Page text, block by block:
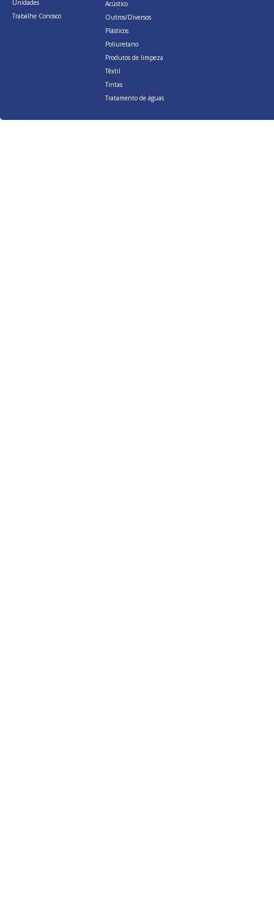
Unidades
Trabalhe Conosco
Acústico
Outros/Diversos
Plásticos
Poliuretano
Produtos de limpeza
Têxtil
Tintas
Tratamento de águas